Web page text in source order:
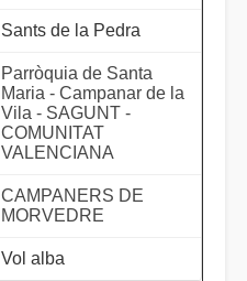
Sants de la Pedra
Parròquia de Santa
Maria - Campanar de la
Vila - SAGUNT -
COMUNITAT
VALENCIANA
CAMPANERS DE
MORVEDRE
Vol alba